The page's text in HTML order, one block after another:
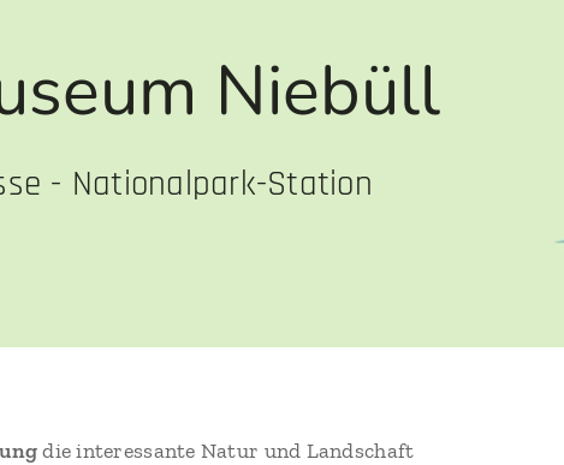
Niebüll
- Nationalpark-Station
die interessante Natur und Landschaft